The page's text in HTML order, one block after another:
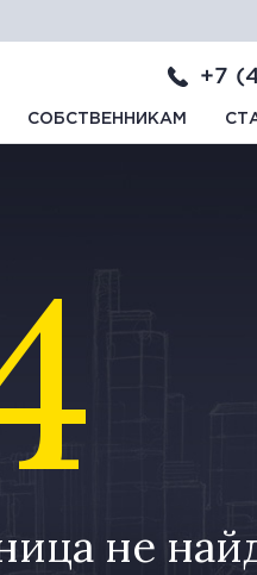
+7
СОБСТВЕННИКАМ
не